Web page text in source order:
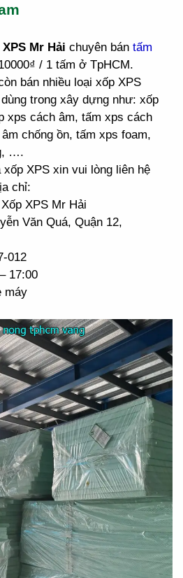
Mr Hải chuyên bán tấm
/ 1 tấm ở TpHCM.
bán nhiều loại xốp XPS
trong xây dựng như: xốp
xps cách âm, tấm xps cách
chống ồn, tấm xps foam,
….
XPS xin vui lòng liên hệ
chỉ:
XPS Mr Hải
Văn Quá, Quận 12,
012
17:00
máy